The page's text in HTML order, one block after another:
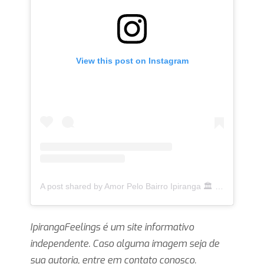
View this post on Instagram
IpirangaFeelings é um site informativo
independente. Caso alguma imagem seja de
sua autoria, entre em contato conosco.